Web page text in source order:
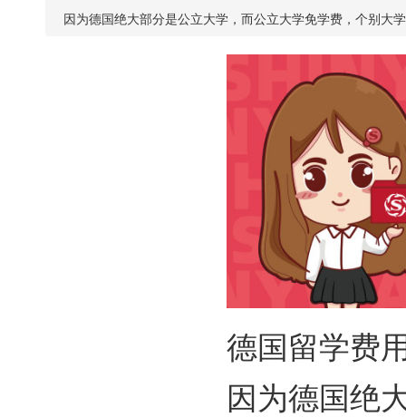
因为德国绝大部分是公立大学，而公立大学免学费，个别大
德国留学费
因为德国绝